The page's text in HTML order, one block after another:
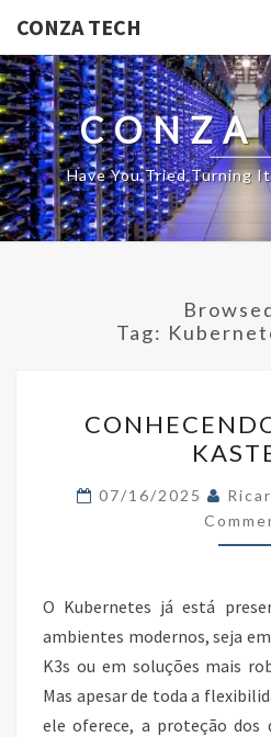
CONZA TECH
CONZA
Have You Tried Turning
Tag:
O
07/16/2025
O Kubernetes já está
ambientes modernos, seja
K3s ou em soluções mais
Mas apesar de toda a
ele oferece, a proteção dos